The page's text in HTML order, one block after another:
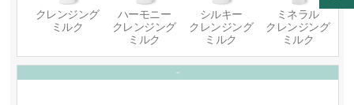
クレンジング
ミルク
ハーモニー
クレンジング
ミルク
シルキー
クレンジング
ミルク
ミネラル
クレンジング
ミルク